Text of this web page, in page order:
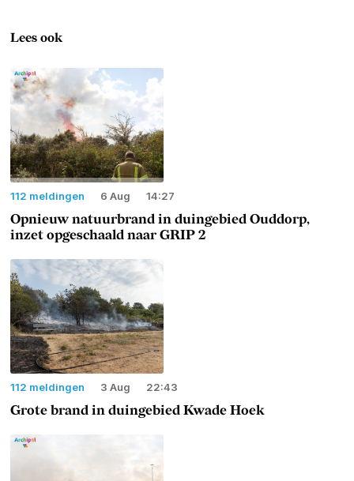
Lees ook
112 meldingen 6 Aug 14:27
Opnieuw natuurbrand in duingebied Ouddorp,
inzet opgeschaald naar GRIP 2
112 meldingen 3 Aug 22:43
Grote brand in duingebied Kwade Hoek